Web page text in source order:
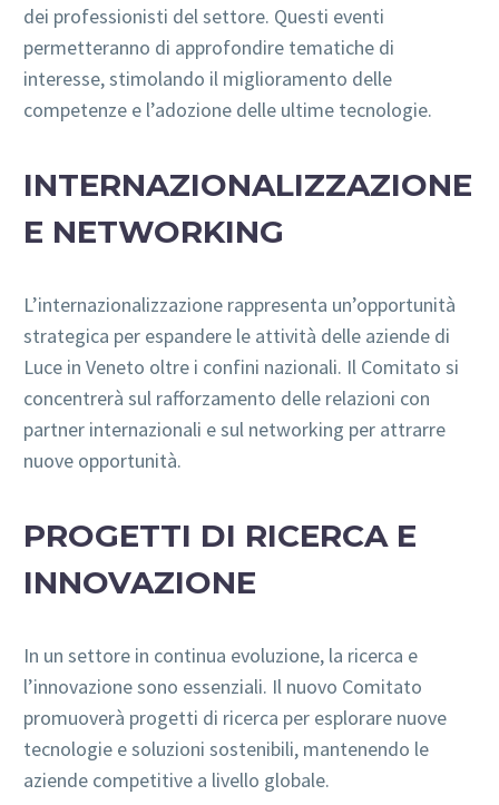
dei professionisti del settore. Questi eventi
permetteranno di approfondire tematiche di
interesse, stimolando il miglioramento delle
competenze e l’adozione delle ultime tecnologie.
INTERNAZIONALIZZAZIONE
E NETWORKING
L’internazionalizzazione rappresenta un’opportunità
strategica per espandere le attività delle aziende di
Luce in Veneto oltre i confini nazionali. Il Comitato si
concentrerà sul rafforzamento delle relazioni con
partner internazionali e sul networking per attrarre
nuove opportunità.
PROGETTI DI RICERCA E
INNOVAZIONE
In un settore in continua evoluzione, la ricerca e
l’innovazione sono essenziali. Il nuovo Comitato
promuoverà progetti di ricerca per esplorare nuove
tecnologie e soluzioni sostenibili, mantenendo le
aziende competitive a livello globale.